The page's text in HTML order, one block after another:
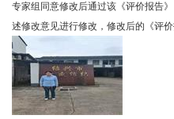
专家组同意修改后通过该《评价报告
述修改意见进行修改，修改后的《评